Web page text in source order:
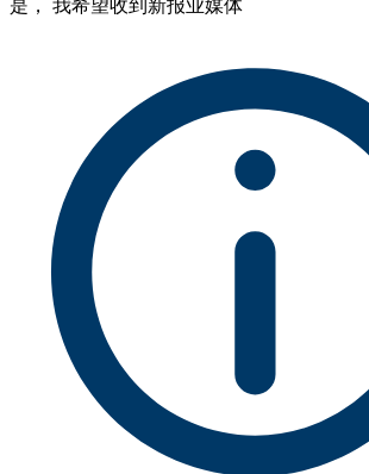
是， 我希望收到新报业媒体